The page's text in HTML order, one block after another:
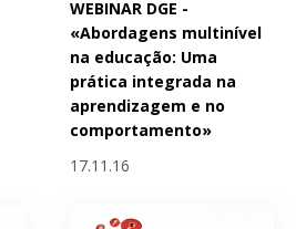
WEBINAR DGE -
«Abordagens multinível
na educação: Uma
prática integrada na
aprendizagem e no
comportamento»
17.11.16